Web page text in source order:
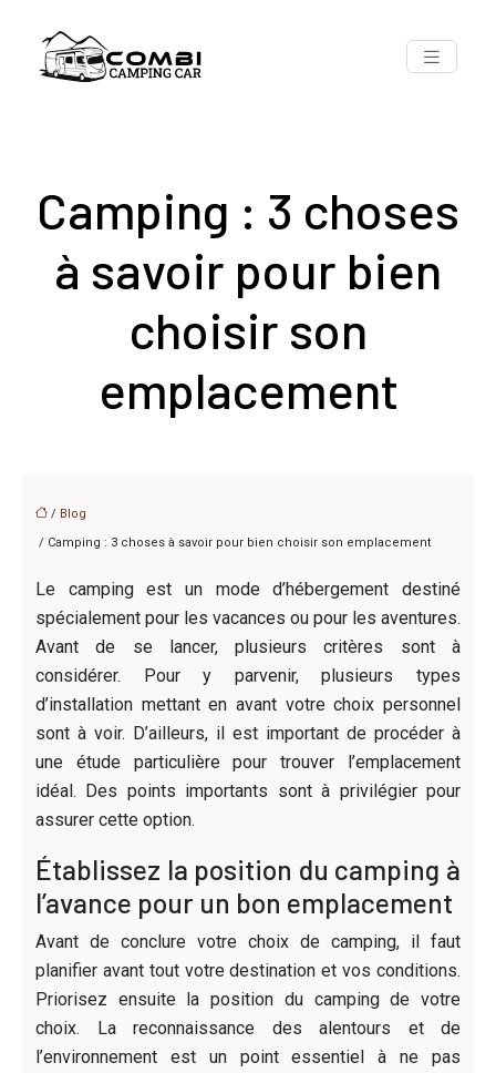
Camping : 3 choses
à savoir pour bien
choisir son
emplacement
/ Blog
/ Camping : 3 choses à savoir pour bien choisir son emplacement
Le camping est un mode d’hébergement destiné
spécialement pour les vacances ou pour les aventures.
Avant de se lancer, plusieurs critères sont à
considérer. Pour y parvenir, plusieurs types
d’installation mettant en avant votre choix personnel
sont à voir. D’ailleurs, il est important de procéder à
une étude particulière pour trouver l’emplacement
idéal. Des points importants sont à privilégier pour
assurer cette option.
Établissez la position du camping à
l’avance pour un bon emplacement
Avant de conclure votre choix de camping, il faut
planifier avant tout votre destination et vos conditions.
Priorisez ensuite la position du camping de votre
choix. La reconnaissance des alentours et de
l’environnement est un point essentiel à ne pas